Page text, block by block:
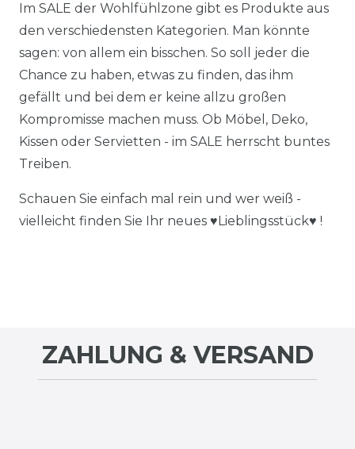
Im SALE der Wohlfühlzone gibt es Produkte aus
den verschiedensten Kategorien. Man könnte
sagen: von allem ein bisschen. So soll jeder die
Chance zu haben, etwas zu finden, das ihm
gefällt und bei dem er keine allzu großen
Kompromisse machen muss. Ob Möbel, Deko,
Kissen oder Servietten - im SALE herrscht buntes
Treiben.
Schauen Sie einfach mal rein und wer weiß -
vielleicht finden Sie Ihr neues ♥Lieblingsstück♥ !
ZAHLUNG & VERSAND